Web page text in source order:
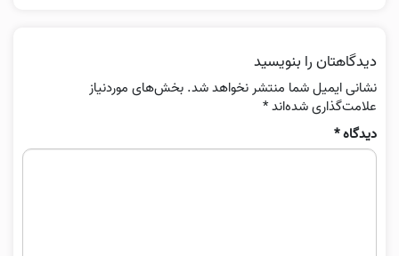
دیدگاهتان را بنویسید
نشانی ایمیل شما منتشر نخواهد شد. بخش‌های موردنیاز
علامت‌گذاری شده‌اند*
دیدگاه*